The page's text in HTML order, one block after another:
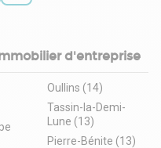
d'entreprise
Oullins (14)
Tassin-la-Demi-
Lune (13)
Pierre-Bénite (13)